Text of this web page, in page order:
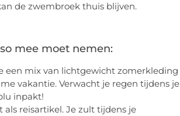
de zwembroek thuis blijven.
mee moet nemen:
een mix van lichtgewicht zomerkleding
vakantie. Verwacht je regen tijdens je
inpakt!
reisartikel. Je zult tijdens je